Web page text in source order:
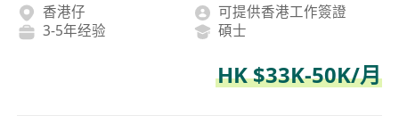
香港仔
可提供香港工作簽證
3-5年经验
碩士
HK $33K-50K/月